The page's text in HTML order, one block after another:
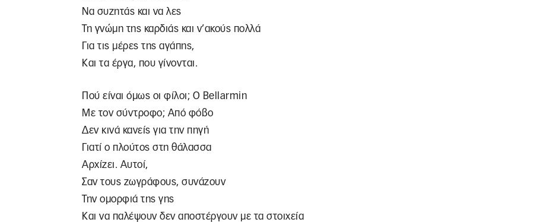
Να συζητάς και να λες
Τη γνώμη της καρδιάς και ν’ακούς πολλά
Για τις μέρες της αγάπης,
Και τα έργα, που γίνονται.
Πού είναι όμως οι φίλοι; Ο Bellarmin
Με τον σύντροφο; Από φόβο
Δεν κινά κανείς για την πηγή
Γιατί ο πλούτος στη θάλασσα
Αρχίζει. Αυτοί,
Σαν τους ζωγράφους, συνάζουν
Την ομορφιά της γης
Και να παλέψουν δεν αποστέργουν με τα στοιχεία